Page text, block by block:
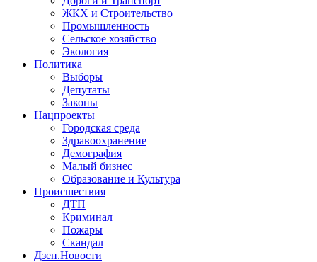
ЖКХ и Строительство
Промышленность
Сельское хозяйство
Экология
Политика
Выборы
Депутаты
Законы
Нацпроекты
Городская среда
Здравоохранение
Демография
Малый бизнес
Образование и Культура
Происшествия
ДТП
Криминал
Пожары
Скандал
Дзен.Новости